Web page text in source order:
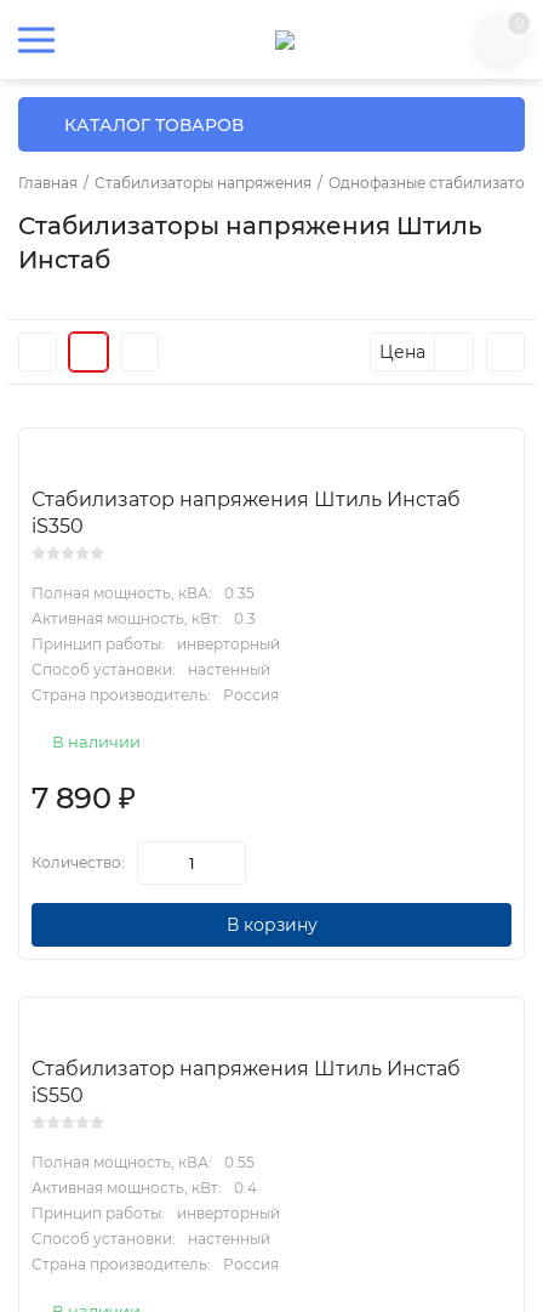
КАТАЛОГ ТОВАРОВ
Главная / Стабилизаторы напряжения / Однофазные
Стабилизаторы напряжения Штиль
Инстаб
Цена
Стабилизатор напряжения Штиль Инстаб
iS350
Полная мощность, кВА:
0.35
Активная мощность, кВт:
0.3
Принцип работы:
инверторный
Способ установки:
настенный
Страна производитель:
Россия
В наличии
7 890 ₽
Количество:
В корзину
Стабилизатор напряжения Штиль Инстаб
iS550
Полная мощность, кВА:
0.55
Активная мощность, кВт:
0.4
Принцип работы:
инверторный
Способ установки:
настенный
Страна производитель:
Россия